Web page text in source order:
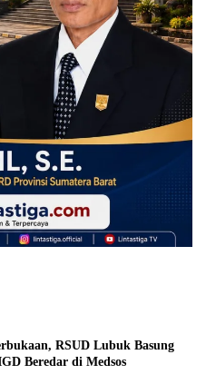
RSUD Lubuk Basung
Beredar di Medsos